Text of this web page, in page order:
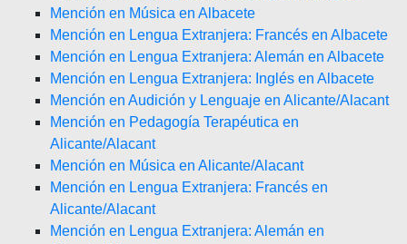
Mención en Música en Albacete
Mención en Lengua Extranjera: Francés en Albacete
Mención en Lengua Extranjera: Alemán en Albacete
Mención en Lengua Extranjera: Inglés en Albacete
Mención en Audición y Lenguaje en Alicante/Alacant
Mención en Pedagogía Terapéutica en
Alicante/Alacant
Mención en Música en Alicante/Alacant
Mención en Lengua Extranjera: Francés en
Alicante/Alacant
Mención en Lengua Extranjera: Alemán en